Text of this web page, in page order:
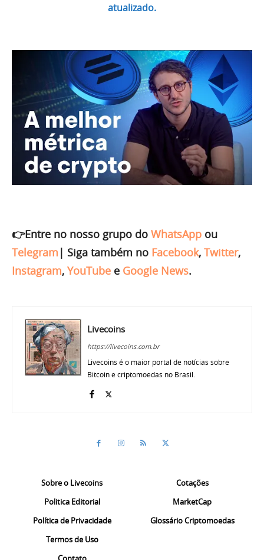
atualizado.
👉Entre no nosso grupo do WhatsApp ou
Telegram | Siga também no Facebook, Twitter,
Instagram, YouTube e Google News.
Livecoins
https://livecoins.com.br
Livecoins é o maior portal de notícias sobre
Bitcoin e criptomoedas no Brasil.
Sobre o Livecoins
Politica Editorial
Política de Privacidade
Termos de Uso
Cotações
MarketCap
Glossário Criptomoedas